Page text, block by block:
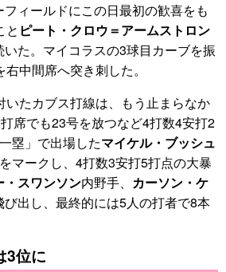
ィールドにこの日最初の歓喜をも
と ピート・クロウ＝アームストロン
た。マイコラスの3球目カーブを振
中間席へ突き刺した。
いたカブス打線は、もう止まらなか
席でも23号を放つなど4打数4安打2
塁」で出場したマイケル・ブッシュ
マークし、4打数3安打5打点の大暴
・スワンソン内野手、 カーソン・ケ
出し、最終的には5人の打者で8本
3位に